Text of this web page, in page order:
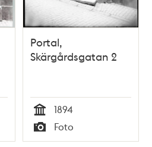
Portal,
Skärgårdsgatan 2
Tid
1894
Typ
Foto